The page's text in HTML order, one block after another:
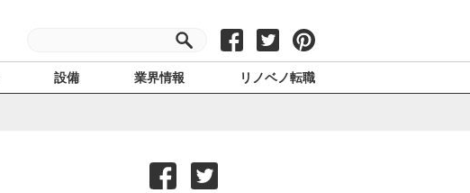
設備 業界情報 リノベノ転職